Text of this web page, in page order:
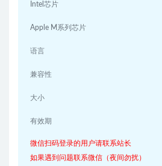
Intel芯片
Apple M系列芯片
语言
兼容性
大小
有效期
微信扫码登录的用户请联系站长
如果遇到问题联系微信（夜间勿扰）